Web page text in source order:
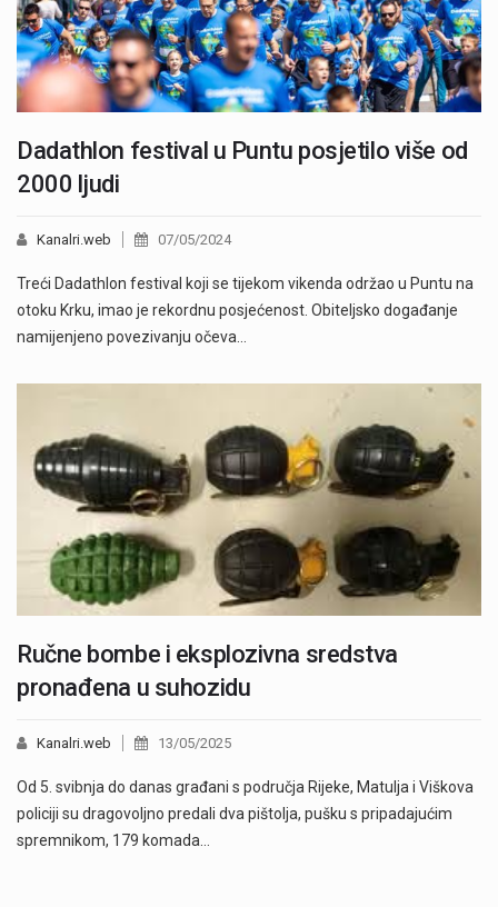
Dadathlon festival u Puntu posjetilo više od
2000 ljudi
Kanalri.web 07/05/2024
Treći Dadathlon festival koji se tijekom vikenda održao u Puntu na
otoku Krku, imao je rekordnu posjećenost. Obiteljsko događanje
namijenjeno povezivanju očeva…
Ručne bombe i eksplozivna sredstva
pronađena u suhozidu
Kanalri.web 13/05/2025
Od 5. svibnja do danas građani s područja Rijeke, Matulja i Viškova
policiji su dragovoljno predali dva pištolja, pušku s pripadajućim
spremnikom, 179 komada…